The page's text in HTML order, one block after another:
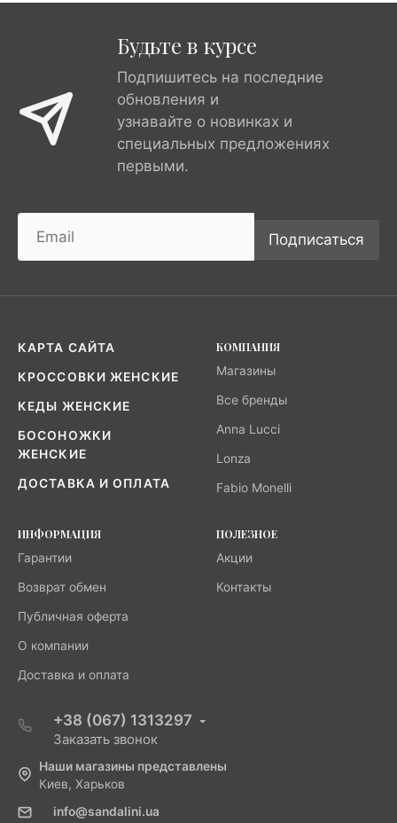
Будьте в курсе
Подпишитесь на последние
обновления и
узнавайте о новинках и
специальных предложениях
первыми.
Подписаться
КАРТА САЙТА
КРОССОВКИ ЖЕНСКИЕ
КЕДЫ ЖЕНСКИЕ
БОСОНОЖКИ
ЖЕНСКИЕ
ДОСТАВКА И ОПЛАТА
КОМПАНИЯ
Магазины
Все бренды
Anna Lucci
Lonza
Fabio Monelli
ИНФОРМАЦИЯ
Гарантии
Возврат обмен
Публичная оферта
О компании
Доставка и оплата
ПОЛЕЗНОЕ
Акции
Контакты
+38 (067) 1313297
Заказать звонок
Наши магазины представлены
Киев, Харьков
info@sandalini.ua